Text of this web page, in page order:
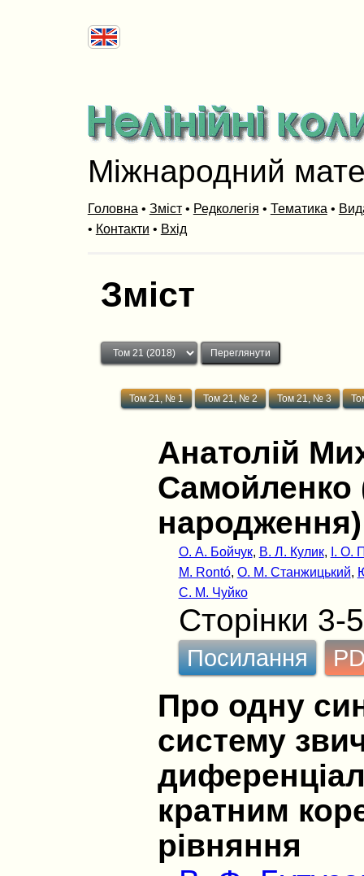
Міжнародний
Головна • Зміст• Редколегія • Тематика •
• Контакти • Вхід
Зміст
Том 21, № 1 Том 21, № 2 Том 21, № 3
Анатолій
Самойленко
народження)
О. А. Бойчук, В. Л. Кулик, І. О.
M. Rontó, О. М. Станжицький,
С. М. Чуйко
Сторінки 3-5
Посилання
Про одну
систему
кратним
рівняння